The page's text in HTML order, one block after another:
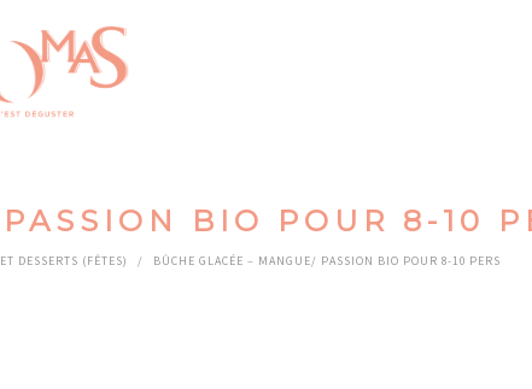
BIO POUR 8-10
DESSERTS (FÊTES) / BÛCHE GLACÉE – MANGUE/ PASSION BIO POUR 8-10 PERS